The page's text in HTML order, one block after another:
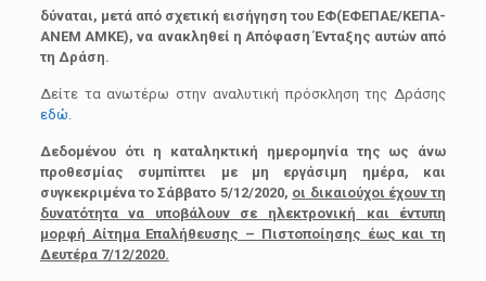
δύναται, μετά από σχετική εισήγηση του ΕΦ(ΕΦΕΠΑΕ/ΚΕΠΑ-
ΑΝΕΜ ΑΜΚΕ), να ανακληθεί η Απόφαση Ένταξης αυτών από
τη Δράση.
Δείτε τα ανωτέρω στην αναλυτική πρόσκληση της Δράσης
εδώ.
Δεδομένου ότι η καταληκτική ημερομηνία της ως άνω
προθεσμίας συμπίπτει με μη εργάσιμη ημέρα, και
συγκεκριμένα το Σάββατο 5/12/2020, οι δικαιούχοι έχουν τη
δυνατότητα να υποβάλουν σε ηλεκτρονική και έντυπη
μορφή Αίτημα Επαλήθευσης – Πιστοποίησης έως και τη
Δευτέρα 7/12/2020.